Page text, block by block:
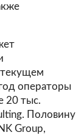
текущем
операторы
20 тыс.
Половину
Group,